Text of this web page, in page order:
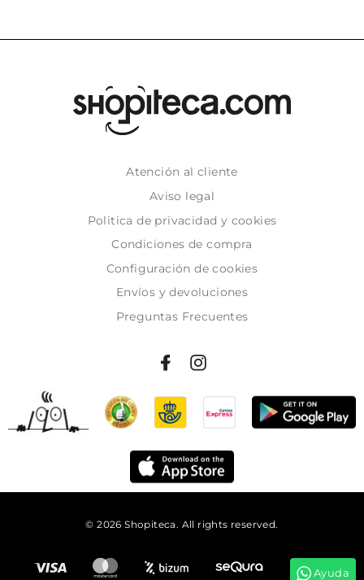
Atención al cliente
Aviso legal
Politica de privacidad y cookies
Condiciones de compra
Configuración de cookies
Envíos y devoluciones
Preguntas Frecuentes
© 2026 Shopiteca. All rights reserved.
Ayuda